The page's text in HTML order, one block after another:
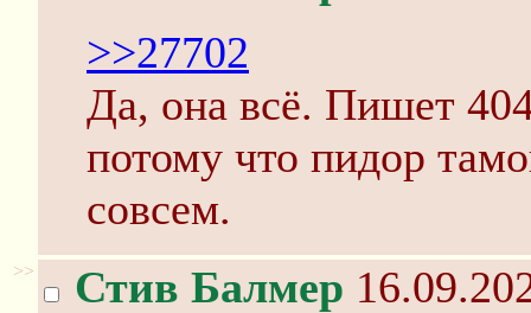
>>27702
Да, она всё. Пишет
потому что пидор
совсем.
>> Стив Балмер